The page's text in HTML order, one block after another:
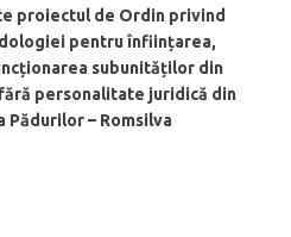
proiectul de Ordin privind
pentru înființarea,
subunităților din
personalitate juridică din
Pădurilor – Romsilva